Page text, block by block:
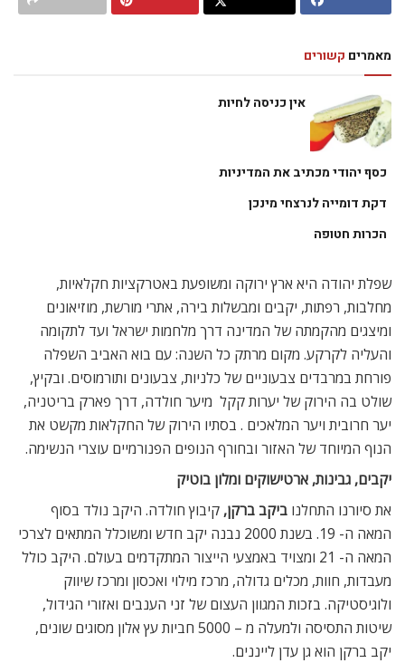
מאמרים קשורים
אין כניסה לחיות
כסף יהודי מכתיב את המדיניות
דקת דומייה לנרצחי מינכן
הכרות חטופה
שפלת יהודה היא ארץ ירוקה ומשופעת באטרקציות חקלאיות,
מחלבות, רפתות, יקבים ומבשלות בירה, אתרי מורשת, מוזיאונים
ומיצגים מהקמתה של המדינה דרך מלחמות ישראל ועד לתקומה
והעליה לקרקע. מקום מרתק כל השנה: עם בוא האביב השפלה
פורחת במרבדים צבעוניים של כלניות, צבעונים ותורמוסים. ובקיץ,
שולט בה הירוק של יערות קקל  מיער חולדה, דרך פארק בריטניה,
יער חרובית ויער המלאכים . בסתיו הירוק של החקלאות מקשט את
הנוף המיוחד של האזור ובחורף הנופים הפנורמיים עוצרי הנשימה.
יקבים, גבינות, ארטישוקים ומלון בוטיק
את סיורנו התחלנו ביקב ברקן, קיבוץ חולדה. היקב נולד בסוף
המאה ה- 19. בשנת 2000 נבנה יקב חדש ומשוכלל המתאים לצרכי
המאה ה- 21 ומצויד באמצעי הייצור המתקדמים בעולם. היקב כולל
מעבדות, חוות, מכלים גדולה, מרכז מילוי ואכסון ומרכז שיווק
ולוגיסטיקה. בזכות המגוון העצום של זני הענבים ואזורי הגידול,
שיטות התסיסה ולמעלה מ – 5000 חביות עץ אלון מסוגים שונים,
יקב ברקן הוא גן עדן לייננים.